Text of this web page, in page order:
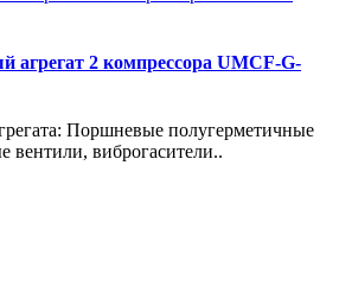
агрегат 2 компрессора UMCF-G-
Поршневые полугерметичные
вентили, виброгасители..